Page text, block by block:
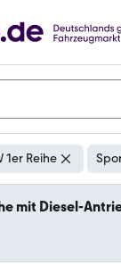
1er Reihe
mit Diesel-